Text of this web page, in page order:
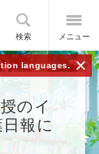
検索 メニュー
languages. ×
のイ
報に